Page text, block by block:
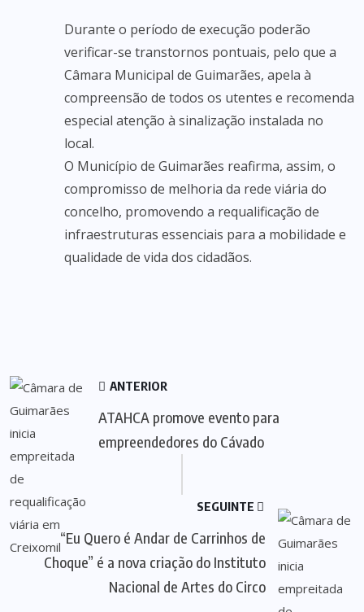
Durante o período de execução poderão
verificar-se transtornos pontuais, pelo que a
Câmara Municipal de Guimarães, apela à
compreensão de todos os utentes e recomenda
especial atenção à sinalização instalada no
local.
O Município de Guimarães reafirma, assim, o
compromisso de melhoria da rede viária do
concelho, promovendo a requalificação de
infraestruturas essenciais para a mobilidade e
qualidade de vida dos cidadãos.
ANTERIOR
ATAHCA promove evento para
empreendedores do Cávado
SEGUINTE
“Eu Quero é Andar de Carrinhos de
Choque” é a nova criação do Instituto
Nacional de Artes do Circo